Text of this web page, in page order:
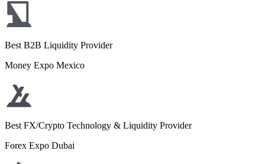
Best B2B Liquidity Provider
Money Expo Mexico
Best FX/Crypto Technology & Liquidity Provider
Forex Expo Dubai